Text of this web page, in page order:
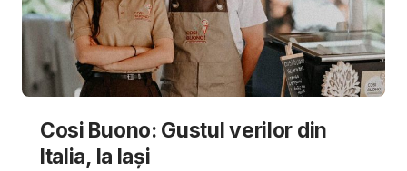
Cosi Buono: Gustul verilor din
Italia, la Iași